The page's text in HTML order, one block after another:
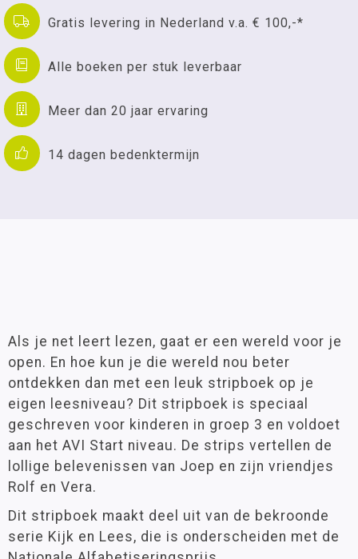
Gratis levering in Nederland v.a. € 100,-*
Alle boeken per stuk leverbaar
Meer dan 20 jaar ervaring
14 dagen bedenktermijn
Als je net leert lezen, gaat er een wereld voor je
open. En hoe kun je die wereld nou beter
ontdekken dan met een leuk stripboek op je
eigen leesniveau? Dit stripboek is speciaal
geschreven voor kinderen in groep 3 en voldoet
aan het AVI Start niveau. De strips vertellen de
lollige belevenissen van Joep en zijn vriendjes
Rolf en Vera.
Dit stripboek maakt deel uit van de bekroonde
serie Kijk en Lees, die is onderscheiden met de